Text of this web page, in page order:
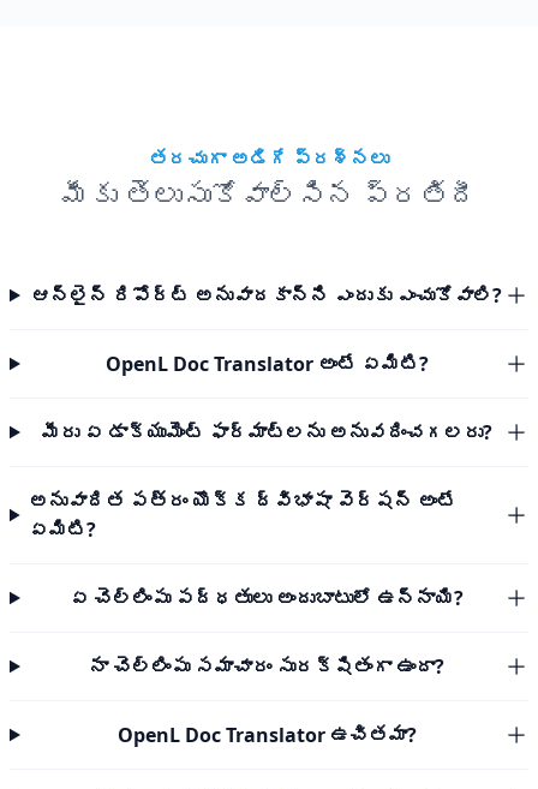
తరచుగా అడిగే ప్రశ్నలు
మీకు తెలుసుకోవాల్సిన ప్రతిదీ
ఆన్‌లైన్ రిపోర్ట్ అనువాదకాన్ని ఎందుకు ఎంచుకోవాలి?
OpenL Doc Translator అంటే ఏమిటి?
మీరు ఏ డాక్యుమెంట్ ఫార్మాట్‌లను అనువదించగలరు?
అనువాదిత పత్రం యొక్క ద్విభాషా వెర్షన్ అంటే
ఏమిటి?
ఏ చెల్లింపు పద్ధతులు అందుబాటులో ఉన్నాయి?
నా చెల్లింపు సమాచారం సురక్షితంగా ఉందా?
OpenL Doc Translator ఉచితమా?